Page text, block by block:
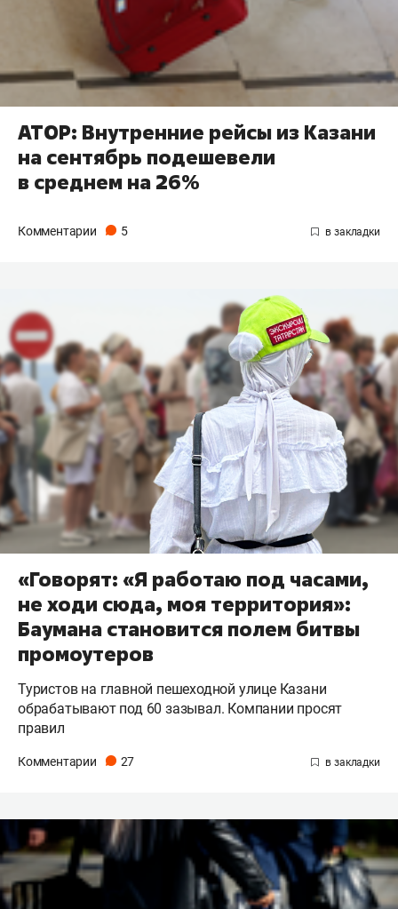
АТОР: Внутренние рейсы из Казани
на сентябрь подешевели
в среднем на 26%
Комментарии 5
«Говорят: «Я работаю под часами,
не ходи сюда, моя территория»:
Баумана становится полем битвы
промоутеров
Туристов на главной пешеходной улице Казани
обрабатывают под 60 зазывал. Компании просят
правил
Комментарии 27